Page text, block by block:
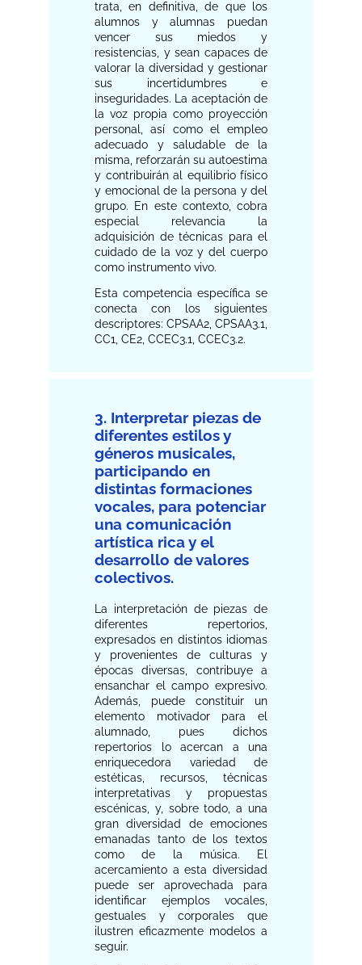
trata, en definitiva, de que los
alumnos y alumnas puedan
vencer sus miedos y
resistencias, y sean capaces de
valorar la diversidad y gestionar
sus incertidumbres e
inseguridades. La aceptación de
la voz propia como proyección
personal, así como el empleo
adecuado y saludable de la
misma, reforzarán su autoestima
y contribuirán al equilibrio físico
y emocional de la persona y del
grupo. En este contexto, cobra
especial relevancia la
adquisición de técnicas para el
cuidado de la voz y del cuerpo
como instrumento vivo.
Esta competencia específica se
conecta con los siguientes
descriptores: CPSAA2, CPSAA3.1,
CC1, CE2, CCEC3.1, CCEC3.2.
3. Interpretar piezas de
diferentes estilos y
géneros musicales,
participando en
distintas formaciones
vocales, para potenciar
una comunicación
artística rica y el
desarrollo de valores
colectivos.
La interpretación de piezas de
diferentes repertorios,
expresados en distintos idiomas
y provenientes de culturas y
épocas diversas, contribuye a
ensanchar el campo expresivo.
Además, puede constituir un
elemento motivador para el
alumnado, pues dichos
repertorios lo acercan a una
enriquecedora variedad de
estéticas, recursos, técnicas
interpretativas y propuestas
escénicas, y, sobre todo, a una
gran diversidad de emociones
emanadas tanto de los textos
como de la música. El
acercamiento a esta diversidad
puede ser aprovechada para
identificar ejemplos vocales,
gestuales y corporales que
ilustren eficazmente modelos a
seguir.